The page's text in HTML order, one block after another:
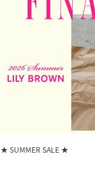
★ SUMMER SALE ★